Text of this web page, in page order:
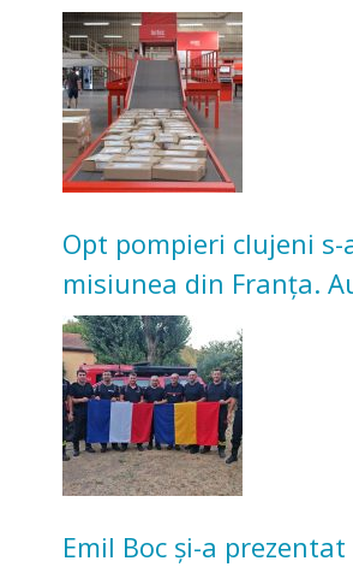
Investiție de 3 milioane
Opt pompieri clujeni
misiunea din Franța.
incendii de vegetație și
Emil Boc și-a